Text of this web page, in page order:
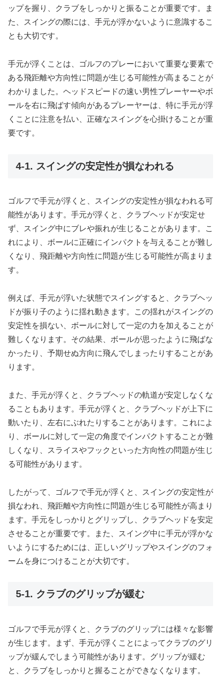
ップを握り、クラブをしっかりと振ることが重要です。ま
た、スイングの際には、手元が浮かないように意識するこ
とも大切です。
手元が浮くことは、ゴルフのプレーにおいて重要な要素で
ある飛距離や方向性に問題が生じる可能性が高まることが
わかりました。ヘッドスピードの速い男性プレーヤーやボ
ールを右に飛ばす傾向があるプレーヤーは、特に手元が浮
くことに注意を払い、正確なスイングを心掛けることが重
要です。
4-1. スイングの安定性が損なわれる
ゴルフで手元が浮くと、スイングの安定性が損なわれる可
能性があります。手元が浮くと、クラブヘッドが安定せ
ず、スイング中にブレや振れが生じることがあります。こ
れにより、ボールに正確にインパクトを与えることが難し
くなり、飛距離や方向性に問題が生じる可能性が高まりま
す。
例えば、手元が浮いた状態でスイングすると、クラブヘッ
ドが振り子のように揺れ動きます。この揺れがスイングの
安定性を損ない、ボールに対して一定の力を加えることが
難しくなります。その結果、ボールが思ったように飛ばな
かったり、予期せぬ方向に飛んでしまったりすることがあ
ります。
また、手元が浮くと、クラブヘッドの軌道が安定しなくな
ることもあります。手元が浮くと、クラブヘッドが上下に
動いたり、左右にぶれたりすることがあります。これによ
り、ボールに対して一定の角度でインパクトすることが難
しくなり、スライスやフックといった方向性の問題が生じ
る可能性があります。
したがって、ゴルフで手元が浮くと、スイングの安定性が
損なわれ、飛距離や方向性に問題が生じる可能性が高まり
ます。手元をしっかりとグリップし、クラブヘッドを安定
させることが重要です。また、スイング中に手元が浮かな
いようにするためには、正しいグリップやスイングのフォ
ームを身につけることが大切です。
5-1. クラブのグリップが緩む
ゴルフで手元が浮くと、クラブのグリップには様々な影響
が生じます。まず、手元が浮くことによってクラブのグリ
ップが緩んでしまう可能性があります。グリップが緩む
と、クラブをしっかりと握ることができなくなります。